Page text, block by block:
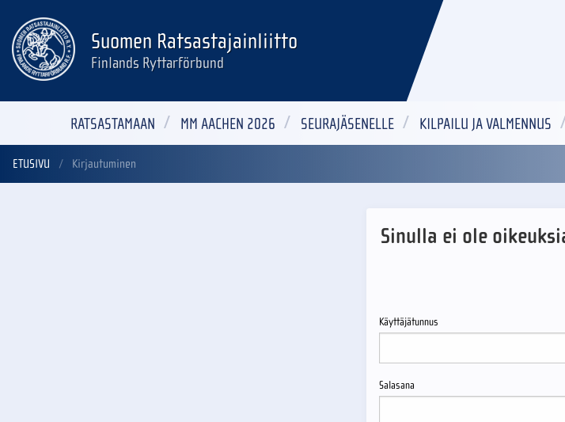
Suomen Ratsastajainliitto
Finlands Ryttarförbund
RATSASTAMAAN MM AACHEN 2026 SEURAJÄSENELLE KILPAILU JA VALMENNUS
ETUSIVU Kirjautuminen
Sinulla ei ole
Käyttäjätunnus
Salasana